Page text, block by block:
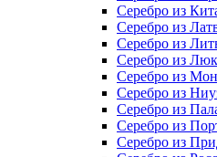
Серебро из
Серебро из
Серебро из
Серебро из
Серебро из
Серебро из
Серебро из
Серебро из
Серебро из